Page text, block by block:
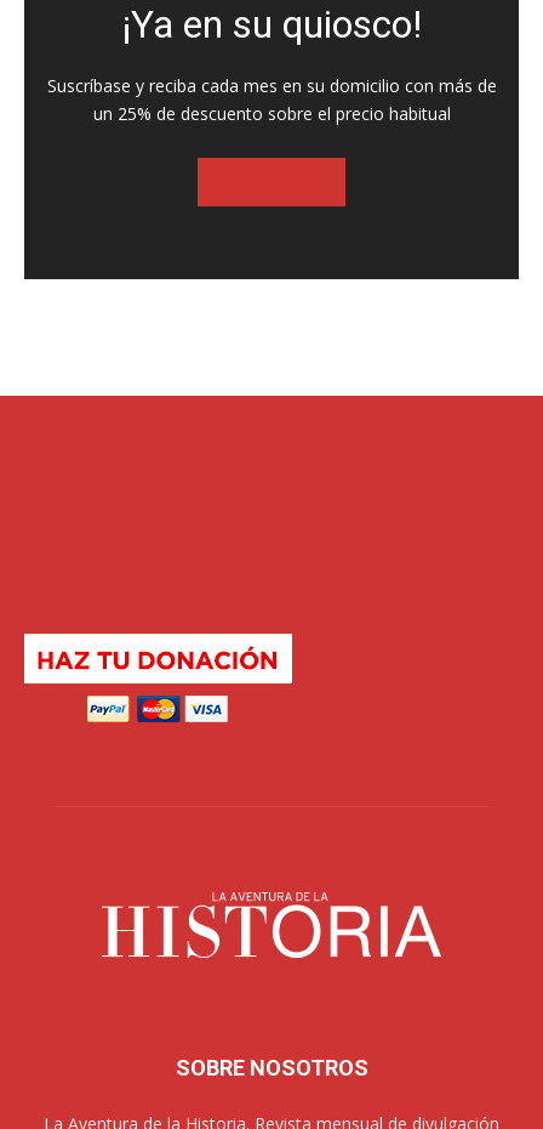
¡Ya en su quiosco!
Suscríbase y reciba cada mes en su domicilio con más de
un 25% de descuento sobre el precio habitual
SOBRE NOSOTROS
La Aventura de la Historia. Revista mensual de divulgación